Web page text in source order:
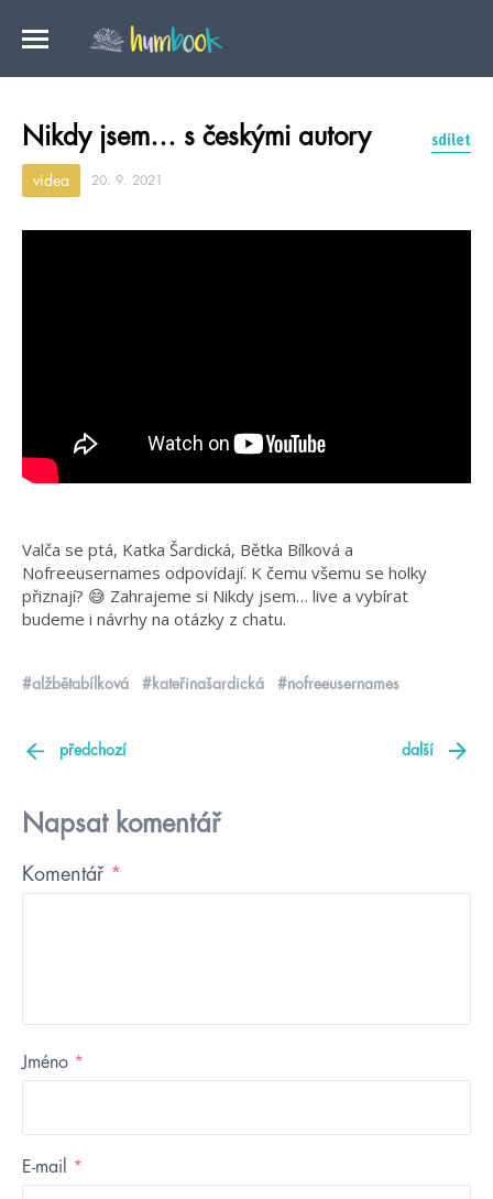
Nikdy jsem… s českými autory sdílet
videa 20. 9. 2021
Valča se ptá, Katka Šardická, Bětka Bílková a
Nofreeusernames odpovídají. K čemu všemu se holky
přiznají? 😅 Zahrajeme si Nikdy jsem… live a vybírat
budeme i návrhy na otázky z chatu.
#alžbětabílková #kateřinašardická #nofreeusernames
předchozí další
Napsat komentář
Komentář *
Jméno *
E-mail *